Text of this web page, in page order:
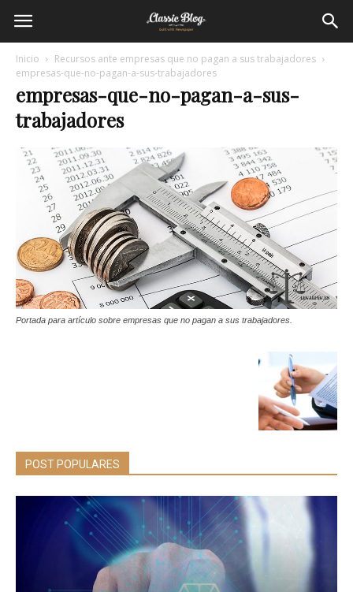
Inicio
Recursos ante empresas que no pagan a sus trabajadores
empresas-que-no-pagan-a-sus-trabajadores
empresas-que-no-pagan-a-sus-
trabajadores
Portada para artículo sobre empresas que no pagan a sus trabajadores.
POST POPULARES